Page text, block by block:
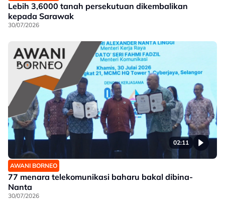
Lebih 3,6000 tanah persekutuan dikembalikan
kepada Sarawak
30/07/2026
02:11
AWANI BORNEO
77 menara telekomunikasi baharu bakal dibina-
Nanta
30/07/2026